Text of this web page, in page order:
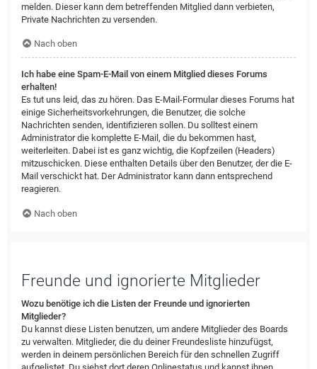
melden. Dieser kann dem betreffenden Mitglied dann verbieten,
Private Nachrichten zu versenden.
Nach oben
Ich habe eine Spam-E-Mail von einem Mitglied dieses Forums
erhalten!
Es tut uns leid, das zu hören. Das E-Mail-Formular dieses Forums hat
einige Sicherheitsvorkehrungen, die Benutzer, die solche
Nachrichten senden, identifizieren sollen. Du solltest einem
Administrator die komplette E-Mail, die du bekommen hast,
weiterleiten. Dabei ist es ganz wichtig, die Kopfzeilen (Headers)
mitzuschicken. Diese enthalten Details über den Benutzer, der die E-
Mail verschickt hat. Der Administrator kann dann entsprechend
reagieren.
Nach oben
Freunde und ignorierte Mitglieder
Wozu benötige ich die Listen der Freunde und ignorierten
Mitglieder?
Du kannst diese Listen benutzen, um andere Mitglieder des Boards
zu verwalten. Mitglieder, die du deiner Freundesliste hinzufügst,
werden in deinem persönlichen Bereich für den schnellen Zugriff